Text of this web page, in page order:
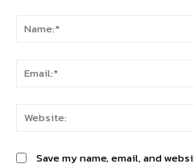
Save my name, email, and